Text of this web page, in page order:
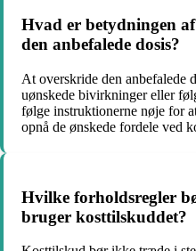
Hvad er betydningen
den anbefalede dosis?
At overskride den anbefalede
uønskede bivirkninger eller
følge instruktionerne nøje for
opnå de ønskede fordele ved
Hvilke forholdsregler
bruger kosttilskuddet?